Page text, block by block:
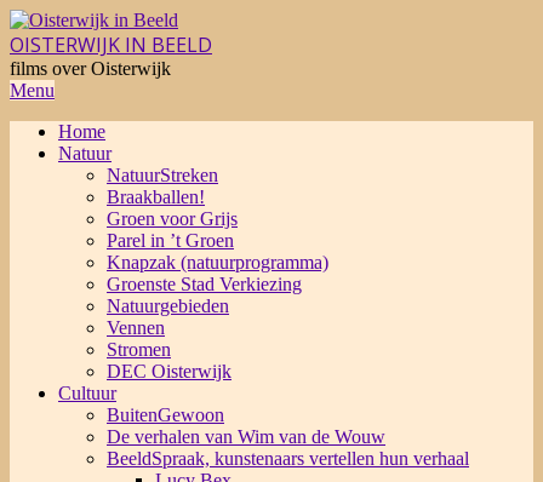
Skip
to
content
OISTERWIJK IN BEELD
films over Oisterwijk
Primary
Menu
Menu
Home
Natuur
NatuurStreken
Braakballen!
Groen voor Grijs
Parel in ’t Groen
Knapzak (natuurprogramma)
Groenste Stad Verkiezing
Natuurgebieden
Vennen
Stromen
DEC Oisterwijk
Cultuur
BuitenGewoon
De verhalen van Wim van de Wouw
BeeldSpraak, kunstenaars vertellen hun verhaal